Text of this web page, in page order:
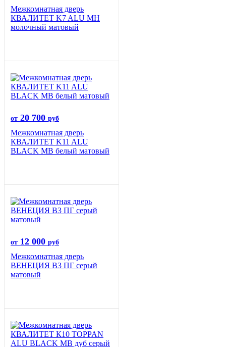
Межкомнатная дверь
КВАЛИТЕТ K7 ALU MH
молочный матовый
от 20 700 руб
Межкомнатная дверь
КВАЛИТЕТ K11 ALU
BLACK MB белый матовый
от 12 000 руб
Межкомнатная дверь
ВЕНЕЦИЯ B3 ПГ серый
матовый